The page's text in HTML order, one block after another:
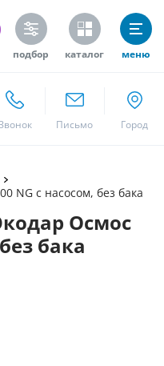
подбор каталог меню
NG с насосом, без бака
Осмос
бака